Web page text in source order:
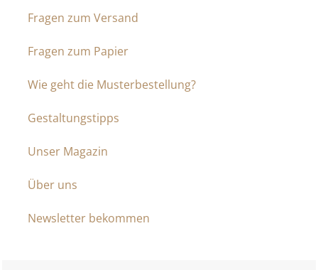
Fragen zum Versand
Fragen zum Papier
Wie geht die Musterbestellung?
Gestaltungstipps
Unser Magazin
Über uns
Newsletter bekommen